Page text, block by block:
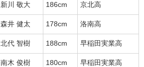
新川 敬大 186cm 京北高
森井 健太 178cm 洛南高
北代 智樹 188cm 早稲田実業高
南木 俊樹 180cm 早稲田実業高